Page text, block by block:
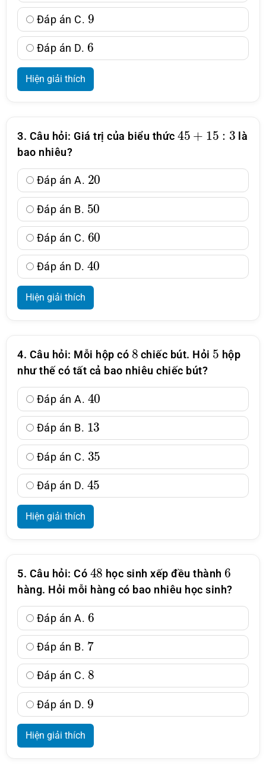
Đáp án C.
9
Đáp án D.
6
Hiện giải thích
3. Câu hỏi: Giá trị của biểu thức
45 15:
là
bao nhiêu?
Đáp án A.
20
Đáp án B.
50
Đáp án C.
60
Đáp án D.
40
Hiện giải thích
4. Câu hỏi: Mỗi hộp có
8
chiếc bút. Hỏi
5
hộp
như thế có tất cả bao nhiêu chiếc bút?
Đáp án A.
40
Đáp án B.
13
Đáp án C.
35
Đáp án D.
45
Hiện giải thích
5. Câu hỏi: Có
48
học sinh xếp đều thành
6
hàng. Hỏi mỗi hàng có bao nhiêu học sinh?
Đáp án A.
6
Đáp án B.
7
Đáp án C.
8
Đáp án D.
9
Hiện giải thích